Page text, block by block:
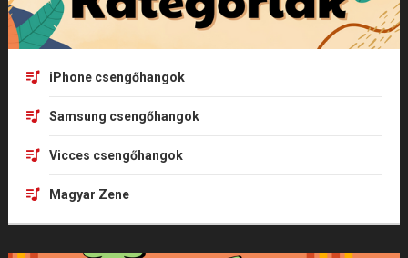
iPhone csengőhangok
Samsung csengőhangok
Vicces csengőhangok
Magyar Zene